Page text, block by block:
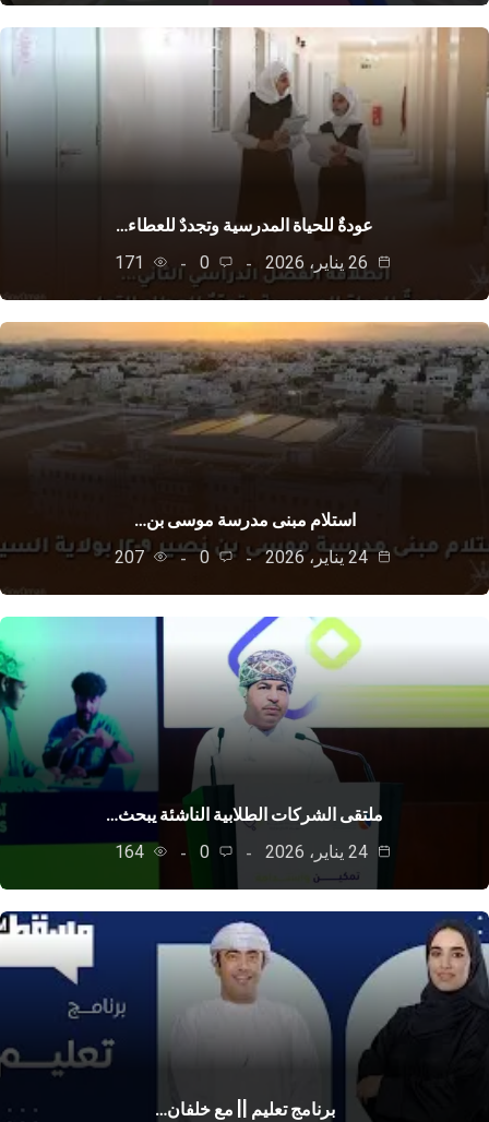
عودةٌ للحياة المدرسية وتجددٌ للعطاء…
0
171
استلام مبنى مدرسة موسى بن…
24 يناير، 2026
0
207
ملتقى الشركات الطلابية الناشئة يبحث…
0
164
برنامج تعليم || مع خلفان…